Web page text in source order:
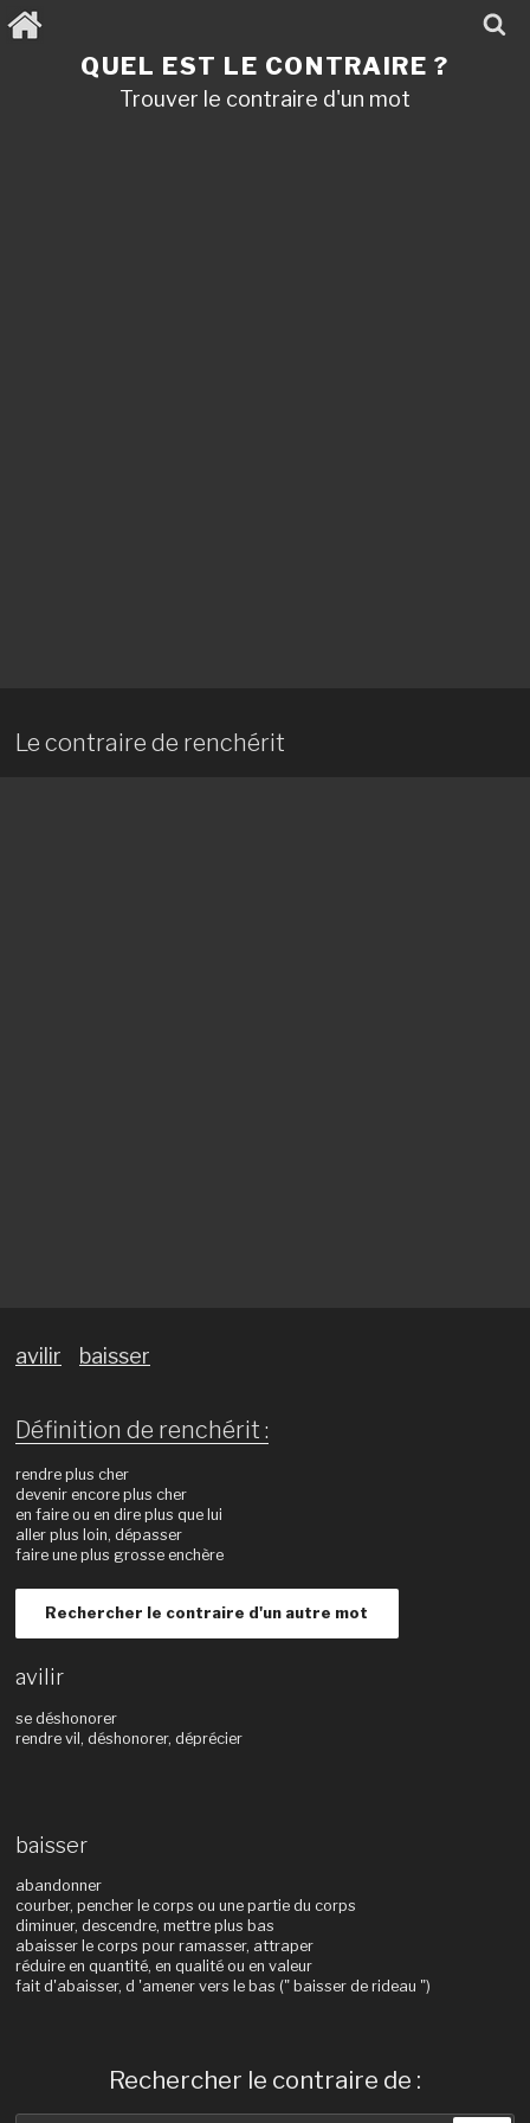
Aller
au
QUEL EST LE CONTRAIRE ?
Trouver le contraire d'un mot
Le contraire de renchérit
avilir baisser
Définition de renchérit :
rendre plus cher
devenir encore plus cher
en faire ou en dire plus que lui
aller plus loin, dépasser
faire une plus grosse enchère
Rechercher le contraire d'un autre mot
avilir
se déshonorer
rendre vil, déshonorer, déprécier
baisser
abandonner
courber, pencher le corps ou une partie du corps
diminuer, descendre, mettre plus bas
abaisser le corps pour ramasser, attraper
réduire en quantité, en qualité ou en valeur
fait d'abaisser, d 'amener vers le bas (" baisser de rideau ")
Rechercher le contraire de :